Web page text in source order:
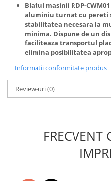
Blatul masinii RDP-CWM01
aluminiu turnat cu pereti
stabilitatea necesara la
minima. Dispune de un
faciliteaza transportul
elimina posibilitatea
Informatii conformitate produs
Review-uri(0)
FRECVENT